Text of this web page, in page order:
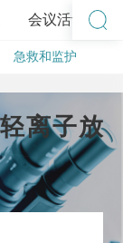
会议活动
急救和监护
离子放